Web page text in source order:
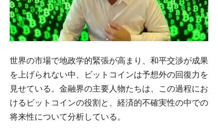
世界の市場で地政学的緊張が高まり、和平交渉が成果
を上げられない中、ビットコインは予想外の回復力を
見せている。金融界の主要人物たちは、この過程にお
けるビットコインの役割と、経済的不確実性の中での
将来性について分析している。